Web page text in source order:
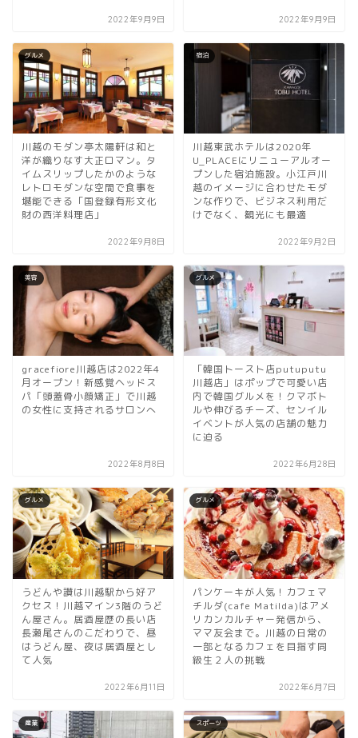
2022年9月9日 2022年9月9日
グルメ
川越のモダン亭太陽軒は和と
洋が織りなす大正ロマン。タ
イムスリップしたかのような
レトロモダンな空間で食事を
堪能できる「国登録有形文化
財の西洋料理店」
2022年9月8日
宿泊
川越東武ホテルは2020年
U_PLACEにリニューアルオー
プンした宿泊施設。小江戸川
越のイメージに合わせたモダ
ンな作りで、ビジネス利用だ
けでなく、観光にも最適
2022年9月2日
美容
gracefiore川越店は2022年4
月オープン！新感覚ヘッドス
パ「頭蓋骨小顔矯正」で川越
の女性に支持されるサロンへ
2022年8月8日
グルメ
「韓国トースト店putuputu
川越店」はポップで可愛い店
内で韓国グルメを！クマボト
ルや伸びるチーズ、センイル
イベントが人気の店舗の魅力
に迫る
2022年6月28日
グルメ
うどんや讃は川越駅から好ア
クセス！川越マイン3階のうど
ん屋さん。居酒屋歴の長い店
長瀬尾さんのこだわりで、昼
はうどん屋、夜は居酒屋とし
て人気
2022年6月11日
グルメ
パンケーキが人気！カフェマ
チルダ(cafe Matilda)はアメ
リカンカルチャー発信から、
ママ友会まで。川越の日常の
一部となるカフェを目指す同
級生２人の挑戦
2022年6月7日
産業 スポーツ